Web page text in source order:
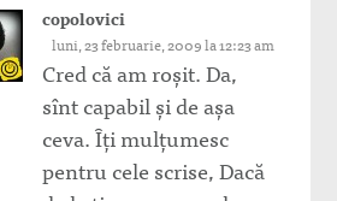
copolovici
luni, 23 februarie, 2009 la 12:23 am
Cred că am roşit. Da,
sînt capabil şi de aşa
ceva. Îţi mulţumesc
pentru cele scrise, Dacă